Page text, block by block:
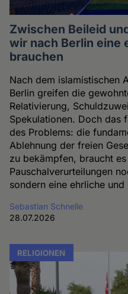
Zwischen Beileid
wir nach Berlin eine
brauchen
Nach dem islamistischen
Berlin greifen die
Relativierung,
Spekulationen. Doch das
des Problems: die
Ablehnung der freien
zu bekämpfen, braucht
Pauschalverurteilungen
sondern eine ehrliche
Sebastian Schnelle
28.07.2026
RELIGIONEN